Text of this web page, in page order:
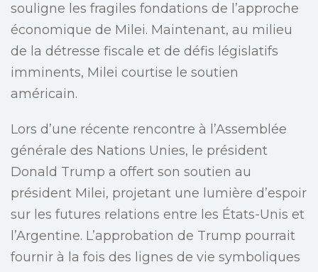
souligne les fragiles fondations de l’approche
économique de Milei. Maintenant, au milieu
de la détresse fiscale et de défis législatifs
imminents, Milei courtise le soutien
américain.
Lors d’une récente rencontre à l’Assemblée
générale des Nations Unies, le président
Donald Trump a offert son soutien au
président Milei, projetant une lumière d’espoir
sur les futures relations entre les États-Unis et
l’Argentine. L’approbation de Trump pourrait
fournir à la fois des lignes de vie symboliques